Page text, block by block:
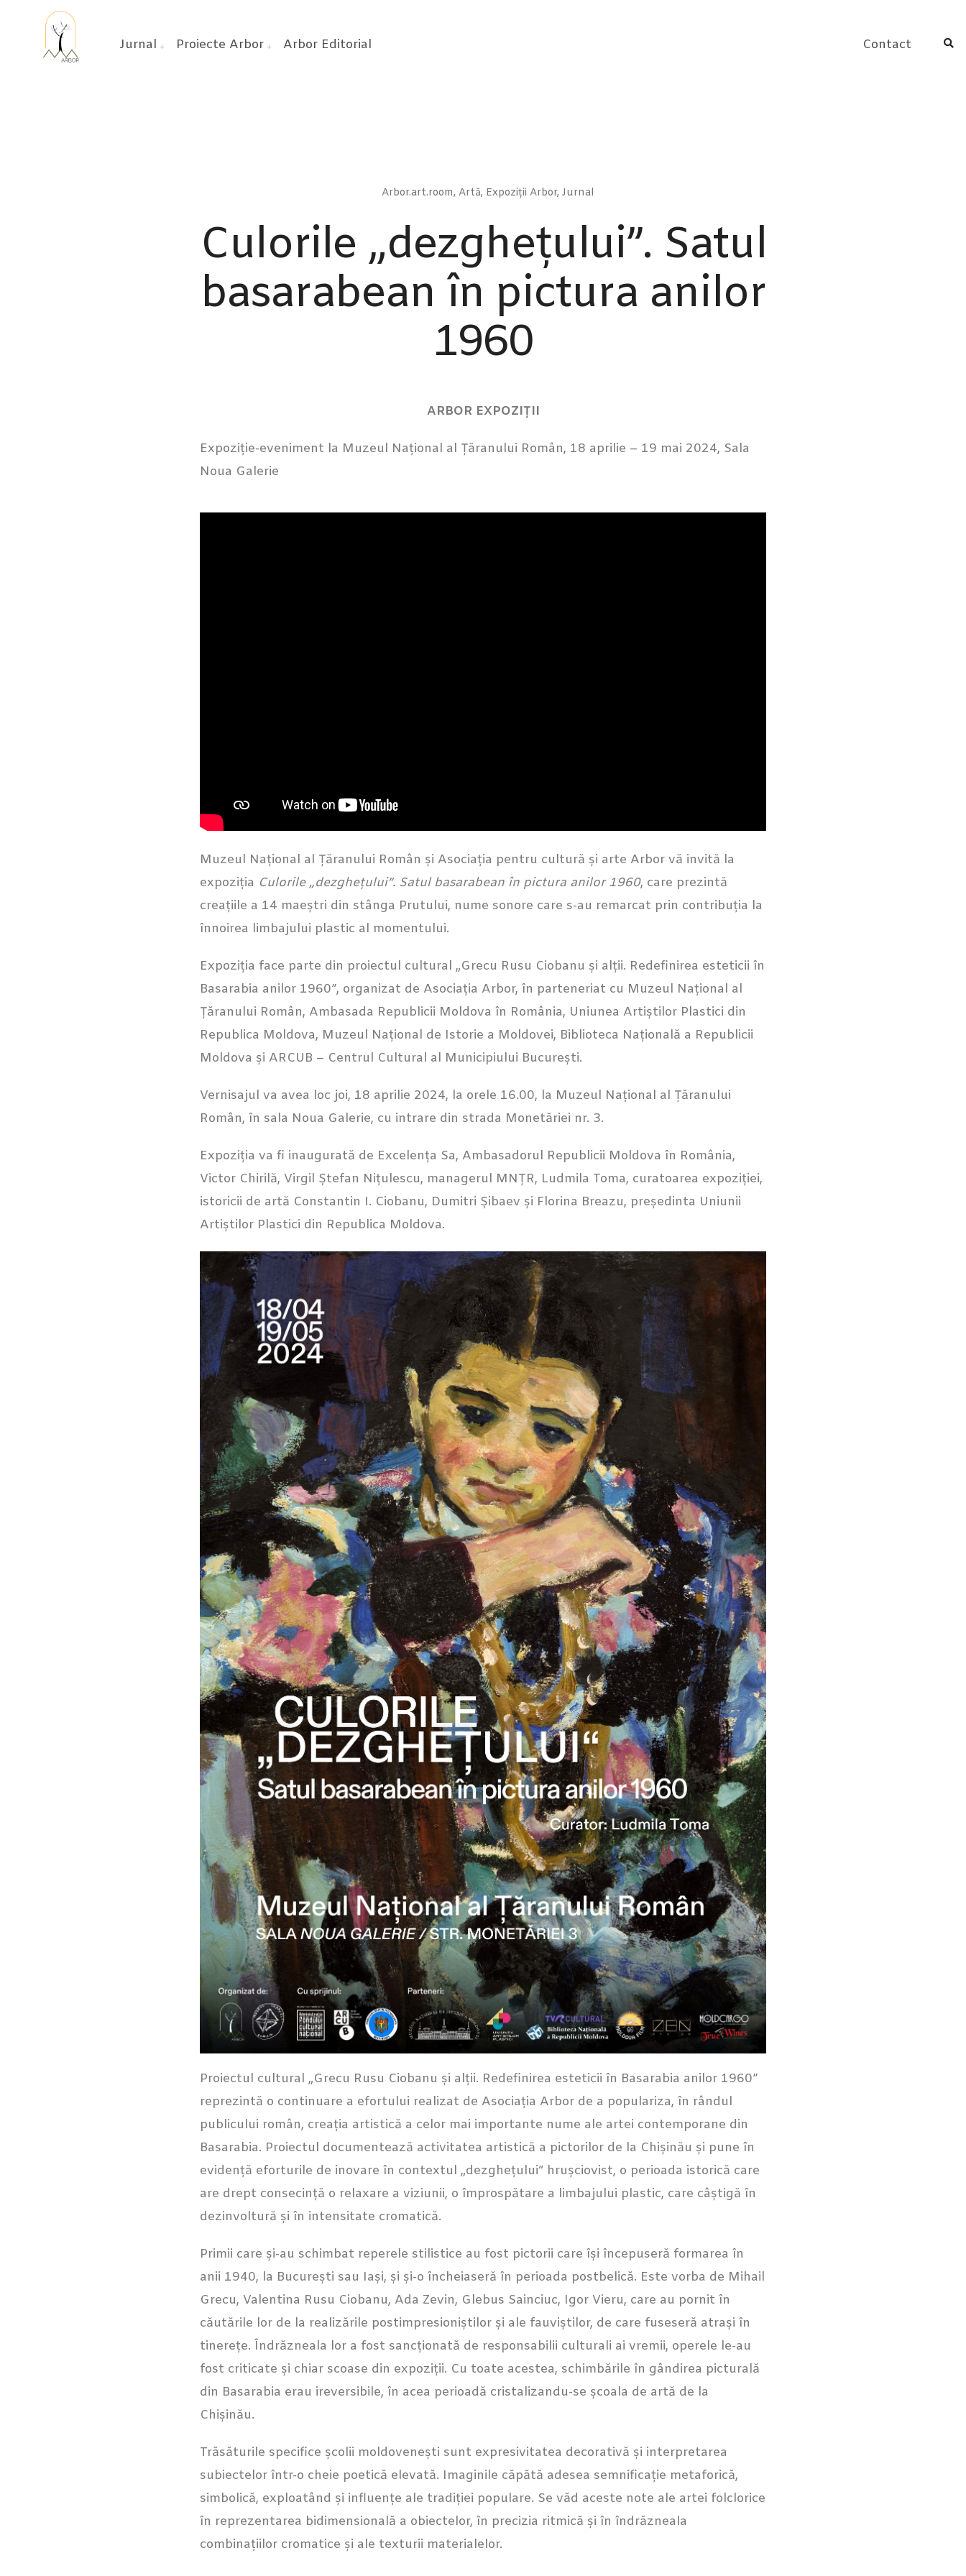
Jurnal Proiecte Arbor Arbor Editorial Contact
Arbor.art.room, Artă, Expoziții Arbor, Jurnal
Culorile „dezghețului”. Satul
basarabean în pictura anilor
1960
ARBOR EXPOZIȚII
Expoziție-eveniment la Muzeul Național al Țăranului Român, 18 aprilie – 19 mai 2024, Sala
Noua Galerie
Muzeul Național al Țăranului Român și Asociația pentru cultură și arte Arbor vă invită la
expoziția Culorile „dezghețului”. Satul basarabean în pictura anilor 1960, care prezintă
creațiile a 14 maeștri din stânga Prutului, nume sonore care s-au remarcat prin contribuția la
înnoirea limbajului plastic al momentului.
Expoziția face parte din proiectul cultural „Grecu Rusu Ciobanu și alții. Redefinirea esteticii în
Basarabia anilor 1960”, organizat de Asociația Arbor, în parteneriat cu Muzeul Național al
Țăranului Român, Ambasada Republicii Moldova în România, Uniunea Artiștilor Plastici din
Republica Moldova, Muzeul Național de Istorie a Moldovei, Biblioteca Națională a Republicii
Moldova și ARCUB – Centrul Cultural al Municipiului București.
Vernisajul va avea loc joi, 18 aprilie 2024, la orele 16.00, la Muzeul Național al Țăranului
Român, în sala Noua Galerie, cu intrare din strada Monetăriei nr. 3.
Expoziția va fi inaugurată de Excelența Sa, Ambasadorul Republicii Moldova în România,
Victor Chirilă, Virgil Ștefan Nițulescu, managerul MNȚR, Ludmila Toma, curatoarea expoziției,
istoricii de artă Constantin I. Ciobanu, Dumitri Șibaev și Florina Breazu, președinta Uniunii
Artiștilor Plastici din Republica Moldova.
Proiectul cultural „Grecu Rusu Ciobanu și alții. Redefinirea esteticii în Basarabia anilor 1960”
reprezintă o continuare a efortului realizat de Asociația Arbor de a populariza, în rândul
publicului român, creația artistică a celor mai importante nume ale artei contemporane din
Basarabia. Proiectul documentează activitatea artistică a pictorilor de la Chișinău și pune în
evidență eforturile de inovare în contextul „dezghețului“ hrușciovist, o perioada istorică care
are drept consecință o relaxare a viziunii, o împrospătare a limbajului plastic, care câștigă în
dezinvoltură și în intensitate cromatică.
Primii care și-au schimbat reperele stilistice au fost pictorii care își începuseră formarea în
anii 1940, la București sau Iași, și și-o încheiaseră în perioada postbelică. Este vorba de Mihail
Grecu, Valentina Rusu Ciobanu, Ada Zevin, Glebus Sainciuc, Igor Vieru, care au pornit în
căutările lor de la realizările postimpresioniștilor și ale fauviștilor, de care fuseseră atrași în
tinerețe. Îndrăzneala lor a fost sancționată de responsabilii culturali ai vremii, operele le-au
fost criticate și chiar scoase din expoziții. Cu toate acestea, schimbările în gândirea picturală
din Basarabia erau ireversibile, în acea perioadă cristalizandu-se școala de artă de la
Chișinău.
Trăsăturile specifice școlii moldovenești sunt expresivitatea decorativă și interpretarea
subiectelor într-o cheie poetică elevată. Imaginile căpătă adesea semnificație metaforică,
simbolică, exploatând și influențe ale tradiției populare. Se văd aceste note ale artei folclorice
în reprezentarea bidimensională a obiectelor, în precizia ritmică și în îndrăzneala
combinațiilor cromatice și ale texturii materialelor.